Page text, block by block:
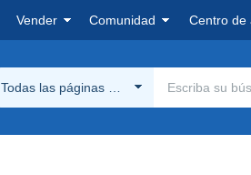
Vender Comunidad Centro de
Todas las páginas Delcampe